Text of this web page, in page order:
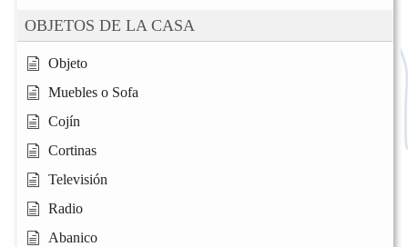
OBJETOS DE LA CASA
Objeto
Muebles o Sofa
Cojín
Cortinas
Televisión
Radio
Abanico